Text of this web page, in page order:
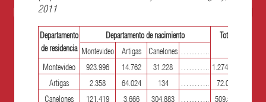
2011
Departamento
de residencia
Departamento de nacimiento Total
Montevideo Artigas Canelones
Montevideo 923.996 14.762 31.228 1.274.745
Artigas 2.358 64.024 134 72.032
Canelones 121.419 3.666 304.883 509.569